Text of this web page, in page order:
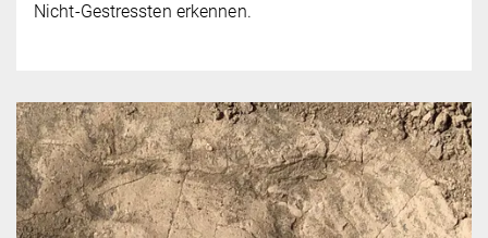
Nicht-Gestressten erkennen.